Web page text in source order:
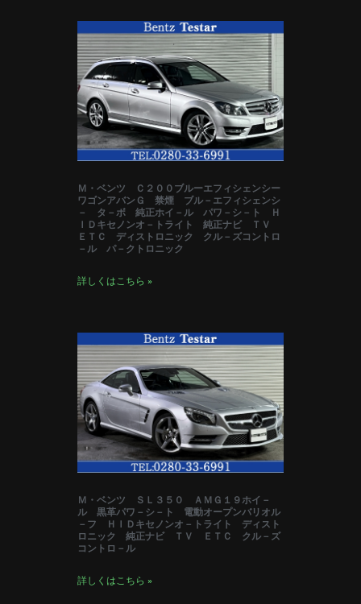
Ｍ・ベンツ Ｃ２００ブルーエフィシェンシー
ワゴンアバンＧ 禁煙 ブル－エフィシェンシ
－ タ－ボ 純正ホイ－ル パワ－シ－ト Ｈ
ＩＤキセノンオ－トライト 純正ナビ ＴＶ
ＥＴＣ ディストロニック クル－ズコントロ
－ル パ－クトロニック
詳しくはこちら »
Ｍ・ベンツ ＳＬ３５０ ＡＭＧ１９ホイ－
ル 黒革パワ－シ－ト 電動オープンバリオル
－フ ＨＩＤキセノンオ－トライト ディスト
ロニック 純正ナビ ＴＶ ＥＴＣ クル－ズ
コントロ－ル
詳しくはこちら »